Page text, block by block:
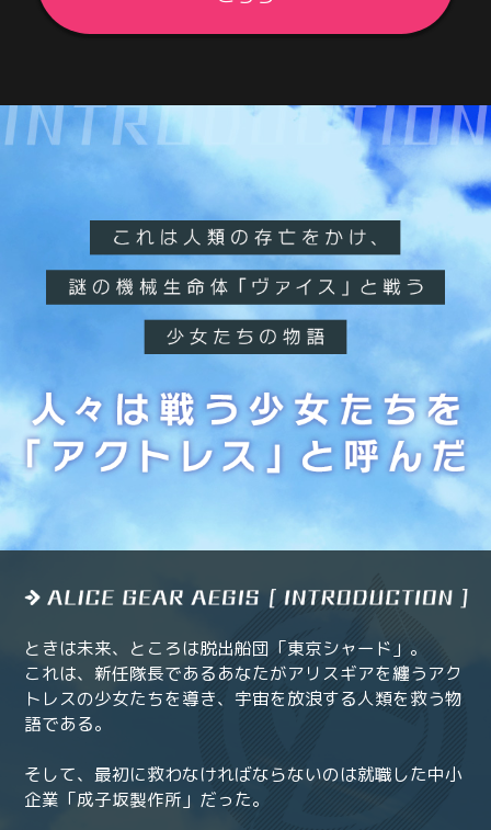
ときは未来、ところは脱出船団「東京シャード」。
これは、新任隊長であるあなたがアリスギアを纏うアク
トレスの少女たちを導き、宇宙を放浪する人類を救う物
語である。
そして、最初に救わなければならないのは就職した中小
企業「成子坂製作所」だった。